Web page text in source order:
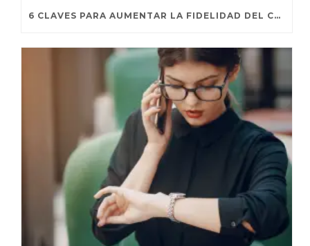
6 CLAVES PARA AUMENTAR LA FIDELIDAD DEL CLIENTE GRACIAS A INTERNET OF THINGS